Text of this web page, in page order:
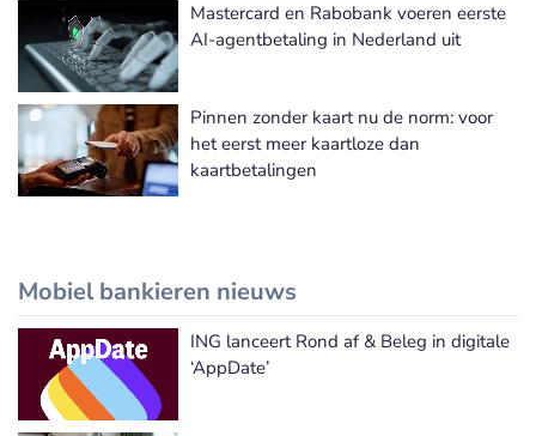
Mastercard en Rabobank voeren eerste
AI-agentbetaling in Nederland uit
Pinnen zonder kaart nu de norm: voor
het eerst meer kaartloze dan
kaartbetalingen
Mobiel bankieren nieuws
ING lanceert Rond af & Beleg in digitale
‘AppDate’